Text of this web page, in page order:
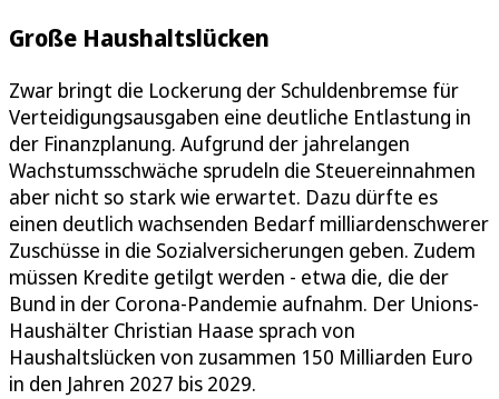
Große Haushaltslücken
Zwar bringt die Lockerung der Schuldenbremse für
Verteidigungsausgaben eine deutliche Entlastung in
der Finanzplanung. Aufgrund der jahrelangen
Wachstumsschwäche sprudeln die Steuereinnahmen
aber nicht so stark wie erwartet. Dazu dürfte es
einen deutlich wachsenden Bedarf milliardenschwerer
Zuschüsse in die Sozialversicherungen geben. Zudem
müssen Kredite getilgt werden - etwa die, die der
Bund in der Corona-Pandemie aufnahm. Der Unions-
Haushälter Christian Haase sprach von
Haushaltslücken von zusammen 150 Milliarden Euro
in den Jahren 2027 bis 2029.